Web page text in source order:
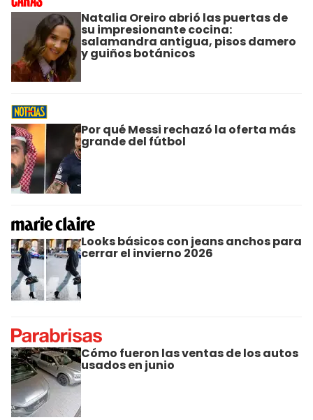
Natalia Oreiro abrió las puertas de
su impresionante cocina:
salamandra antigua, pisos damero
y guiños botánicos
Por qué Messi rechazó la oferta más
grande del fútbol
Looks básicos con jeans anchos para
cerrar el invierno 2026
Cómo fueron las ventas de los autos
usados en junio